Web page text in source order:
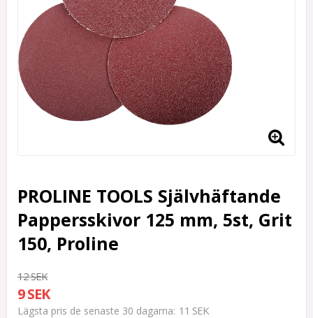
PROLINE TOOLS Självhäftande
Pappersskivor 125 mm, 5st, Grit
150, Proline
12 SEK
9 SEK
Lägsta pris de senaste 30 dagarna 11 SEK